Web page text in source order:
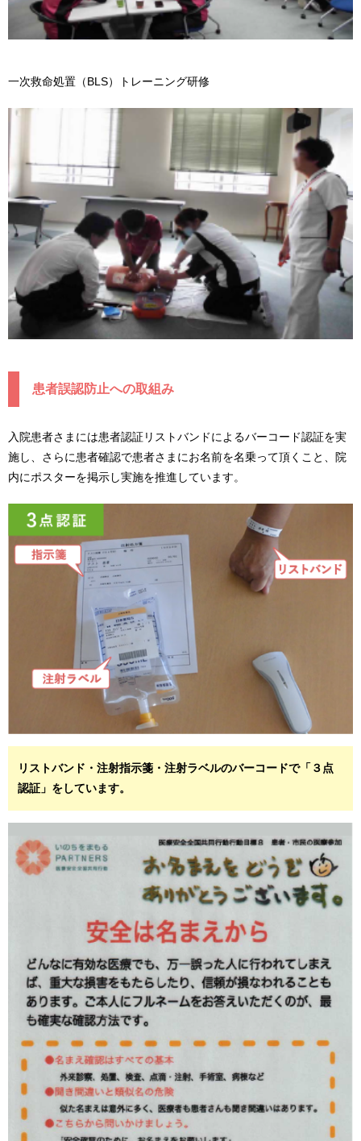
一次救命処置（BLS）トレーニング研修
患者誤認防止への取組み
入院患者さまには患者認証リストバンドによるバーコード認証を実
施し、さらに患者確認で患者さまにお名前を名乗って頂くこと、院
内にポスターを掲示し実施を推進しています。
リストバンド・注射指示箋・注射ラベルのバーコードで「３点
認証」をしています。